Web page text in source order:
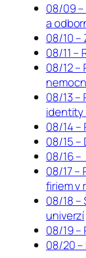
08/09
a
08/10
08/11 –
08/12 –
08/13 –
identity
08/14 –
08/15 –
08/16
08/17 –
firiem v
08/18 –
univerzí
08/19 –
08/20